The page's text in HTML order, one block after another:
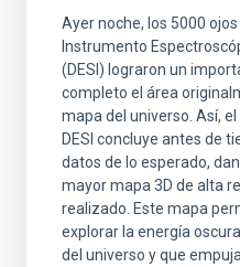
Ayer noche, los 5000
Instrumento
(DESI) lograron un
completo el área
mapa del universo. Así,
DESI concluye antes de
datos de lo esperado,
mayor mapa 3D de alta
realizado. Este mapa
explorar la energía
del universo y que